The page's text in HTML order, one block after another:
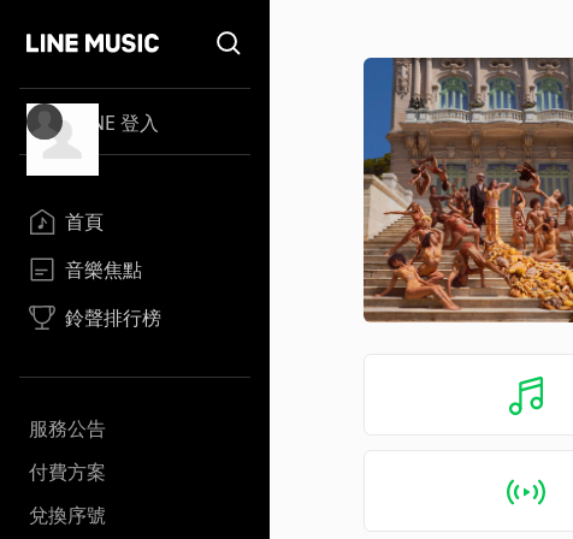
LINE 登入
首頁
音樂焦點
鈴聲排行榜
服務公告
付費方案
兌換序號